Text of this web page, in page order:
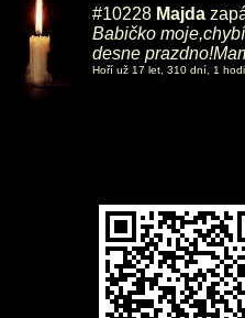
#10228 Majda
Babičko
desne
Hoří už 17 let, 310 dní, 1